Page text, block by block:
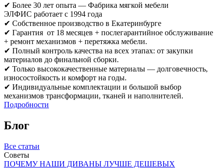
✔ Более 30 лет опыта — Фабрика мягкой мебели
ЭЛФИС работает с 1994 года
✔ Собственное производство в Екатеринбурге
✔ Гарантия от 18 месяцев + послегарантийное обслуживание
+ ремонт механизмов + перетяжка мебели.
✔ Полный контроль качества на всех этапах: от закупки
материалов до финальной сборки.
✔ Только высококачественные материалы — долговечность,
износостойкость и комфорт на годы.
✔ Индивидуальные комплектации и большой выбор
механизмов трансформации, тканей и наполнителей.
Подробности
Блог
Все статьи
Советы
ПОЧЕМУ НАШИ ДИВАНЫ ЛУЧШЕ ДЕШЕВЫХ